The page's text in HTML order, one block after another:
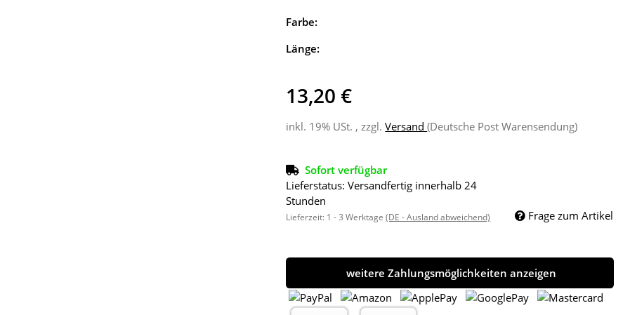
Farbe:
Länge:
13,20 €
inkl. 19% USt. , zzgl.Versand(Deutsche Post Warensendung)
Sofort verfügbar
Lieferstatus: Versandfertig innerhalb 24
Stunden
Lieferzeit: 1 - 3 Werktage(DE - Ausland abweichend) Frage zum Artikel
weitere Zahlungsmöglichkeiten anzeigen